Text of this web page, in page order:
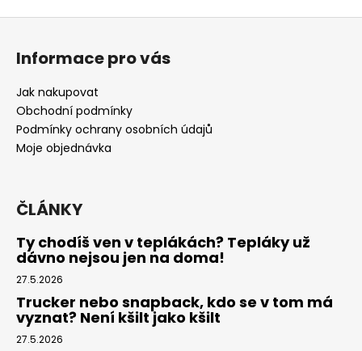
Informace pro vás
Jak nakupovat
Obchodní podmínky
Podmínky ochrany osobních údajů
Moje objednávka
ČLÁNKY
Ty chodíš ven v teplákách? Tepláky už
dávno nejsou jen na doma!
27.5.2026
Trucker nebo snapback, kdo se v tom má
vyznat? Není kšilt jako kšilt
27.5.2026